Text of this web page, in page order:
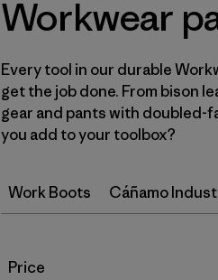
Workwear
Every tool in our durable
get the job done. From bison
gear and pants with doubled-
you add to your toolbox?
Work Boots Cáñamo
Filtrar por
Price